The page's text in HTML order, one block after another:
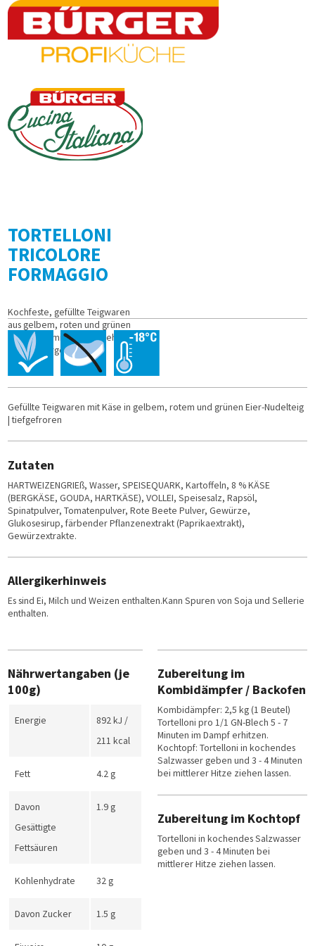
TORTELLONI
TRICOLORE
FORMAGGIO
Kochfeste, gefüllte Teigwaren
aus gelbem, roten und grünen
Nudelteig, mit heller käsehaltiger
Füllung, vorgegart.
Gefüllte Teigwaren mit Käse in gelbem, rotem und grünen Eier-Nudelteig
| tiefgefroren
Zutaten
HARTWEIZENGRIEß, Wasser, SPEISEQUARK, Kartoffeln, 8 % KÄSE
(BERGKÄSE, GOUDA, HARTKÄSE), VOLLEI, Speisesalz, Rapsöl,
Spinatpulver, Tomatenpulver, Rote Beete Pulver, Gewürze,
Glukosesirup, färbender Pflanzenextrakt (Paprikaextrakt),
Gewürzextrakte.
Allergikerhinweis
Es sind Ei, Milch und Weizen enthalten.Kann Spuren von Soja und Sellerie
enthalten.
Nährwertangaben (je
100g)
Energie
892 kJ /
211 kcal
Fett 4.2 g
Davon
Gesättigte
Fettsäuren
1.9 g
Kohlenhydrate 32 g
Davon Zucker 1.5 g
Zubereitung im
Kombidämpfer / Backofen
Kombidämpfer: 2,5 kg (1 Beutel)
Tortelloni pro 1/1 GN-Blech 5 - 7
Minuten im Dampf erhitzen.
Kochtopf: Tortelloni in kochendes
Salzwasser geben und 3 - 4 Minuten
bei mittlerer Hitze ziehen lassen.
Zubereitung im Kochtopf
Tortelloni in kochendes Salzwasser
geben und 3 - 4 Minuten bei
mittlerer Hitze ziehen lassen.